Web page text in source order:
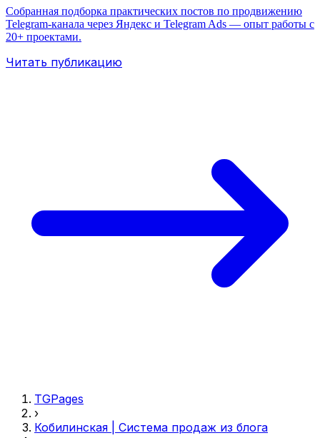
Собранная подборка практических постов по продвижению
Telegram‑канала через Яндекс и Telegram Ads — опыт работы с
20+ проектами.
Читать публикацию
TGPages
›
Кобилинская | Система продаж из блога